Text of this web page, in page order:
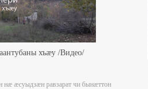
хъæу /Видео/
æсуыдзæн равзарат чи бынæттон